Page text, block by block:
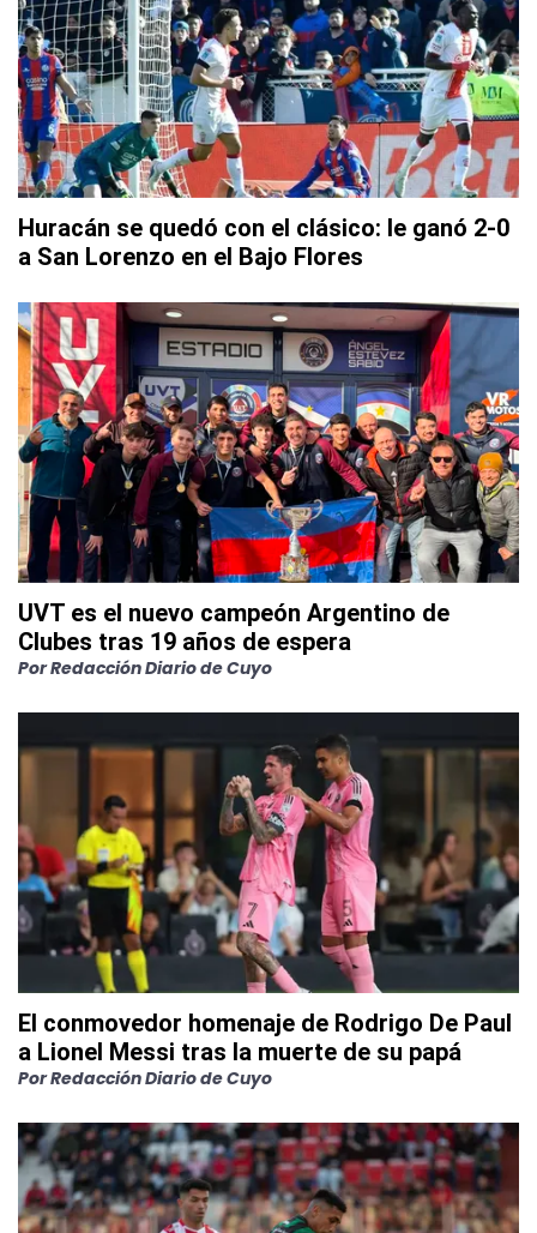
Huracán se quedó con el clásico: le ganó 2-0
a San Lorenzo en el Bajo Flores
UVT es el nuevo campeón Argentino de
Clubes tras 19 años de espera
PorRedacción Diario de Cuyo
El conmovedor homenaje de Rodrigo De Paul
a Lionel Messi tras la muerte de su papá
PorRedacción Diario de Cuyo